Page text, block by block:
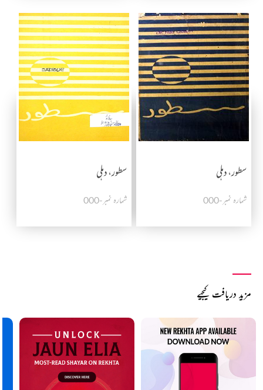
سطور، دہلی
شمارہ نمبر-000
سطور، دہلی
شمارہ نمبر-000
مزید دریافت کیجیے